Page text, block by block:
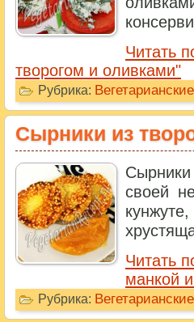
Читать
творогом и оливками"
Рубрика:
Сырники из
своей
Читать
манкой
Рубрика: